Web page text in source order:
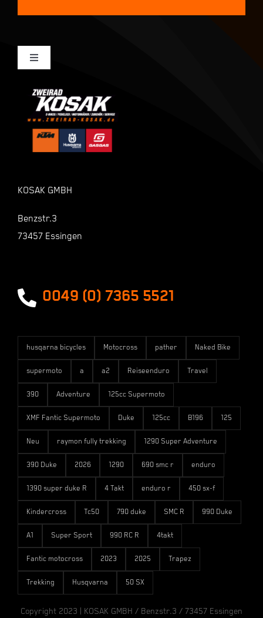
KOSAK GMBH
Benzstr.3
73457 Essingen
0049 (0) 7365 5521
Toggle
Mein Konto
Kasse
husqarna bicycles Motocross pather Naked Bike
supermoto a a2 Reiseenduro Travel
390 Adventure 125cc Supermoto
XMF Fantic Supermoto Duke 125cc B196 125
Neu raymon fully trekking 1290 Super Adventure
390 Duke 2026 1290 690 smc r enduro
1390 super duke R 4 Takt enduro r 450 sx-f
Kindercross Tc50 790 duke SMC R 990 Duke
A1 Super Sport 990 RC R 4takt
Fantic motocross 2023 2025 Trapez
Trekking Husqvarna 50 SX
Copyright 2023 | KOSAK GMBH / Benzstr.3 / 73457 Essingen